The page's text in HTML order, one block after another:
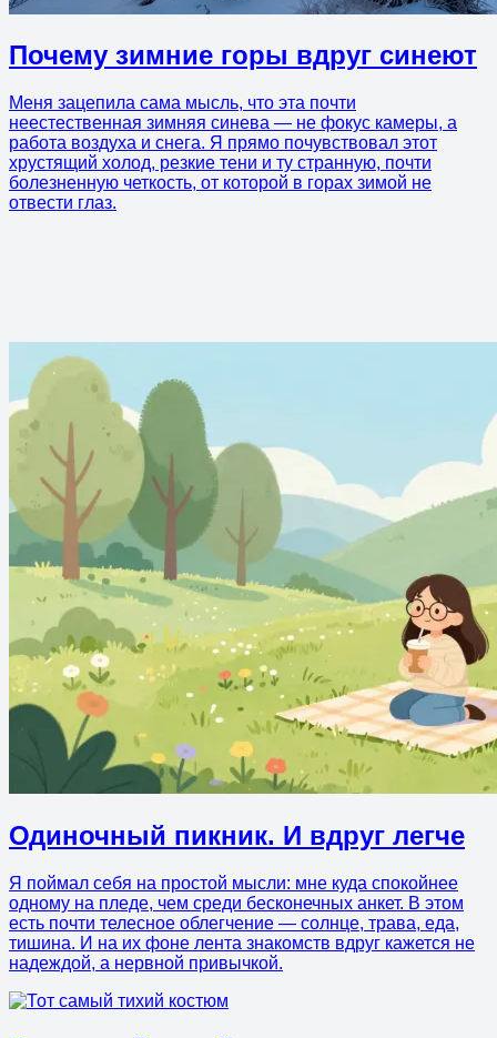
Почему зимние горы вдруг синеют
Меня зацепила сама мысль, что эта почти
неестественная зимняя синева — не фокус камеры, а
работа воздуха и снега. Я прямо почувствовал этот
хрустящий холод, резкие тени и ту странную, почти
болезненную четкость, от которой в горах зимой не
отвести глаз.
Одиночный пикник. И вдруг легче
Я поймал себя на простой мысли: мне куда спокойнее
одному на пледе, чем среди бесконечных анкет. В этом
есть почти телесное облегчение — солнце, трава, еда,
тишина. И на их фоне лента знакомств вдруг кажется не
надеждой, а нервной привычкой.